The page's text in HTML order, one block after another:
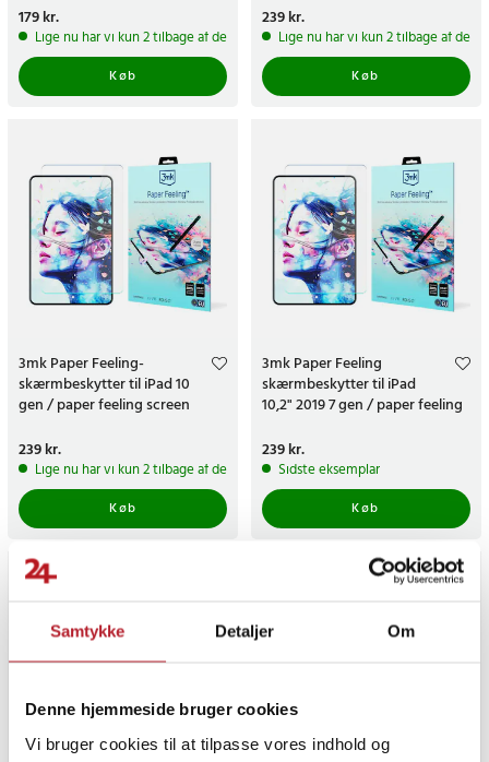
Samtykke Detaljer Om
Denne hjemmeside bruger cookies
Vi bruger cookies til at tilpasse vores indhold og
Pris:179 kr.
179 kr.
Lige nu har vi kun 2 tilbage af dette produkt
Køb
tablet
Pris:239 kr.
239 kr.
Lige nu har vi kun 2 tilbage af
Køb
3mk Paper Feeling-
skærmbeskytter til iPad 10
gen / paper feeling screen
2 pack
Pris:239 kr.
239 kr.
Lige nu har vi kun 2 tilbage af dette produkt
Køb
3mk Paper Feeling
skærmbeskytter til iPad
10,2" 2019 7 gen / paper feeling
Pris:239 kr.
239 kr.
Sidste eksemplar
Køb